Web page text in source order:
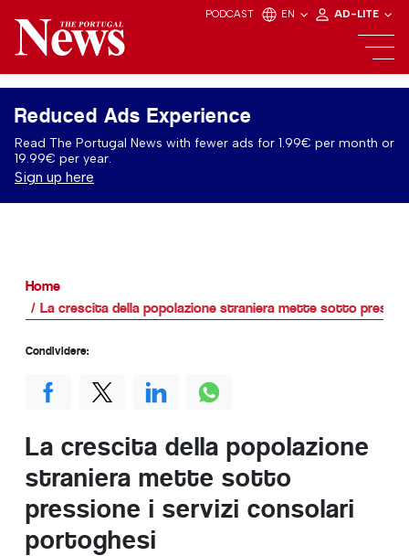
PODCAST EN AD-LITE
Reduced Ads Experience
Read The Portugal News with fewer ads for 1.99€ per month or
19.99€ per year.
Sign up here
Home
La crescita della popolazione straniera mette sotto
La crescita della popolazione
straniera mette sotto
pressione i servizi consolari
portoghesi
Condividere: